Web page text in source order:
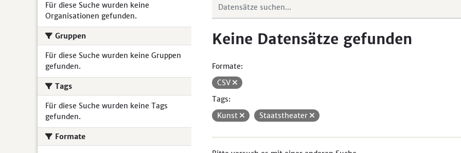
Für diese Suche wurden keine
Organisationen gefunden.
Gruppen
Für diese Suche wurden keine Gruppen
gefunden.
Tags
Für diese Suche wurden keine Tags
gefunden.
Formate
Keine Datensätze gefunden
Formate:
CSV
Tags:
Kunst
Staatstheater